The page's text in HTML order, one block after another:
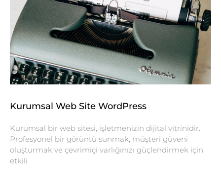
Kurumsal Web Site WordPress
Kurumsal bir web sitesi, işletmenizin dijital vitrinidir.
Profesyonel bir görüntü sunmak, müşteri güveni
oluşturmak ve çevrimiçi varlığınızı güçlendirmek için
etkili